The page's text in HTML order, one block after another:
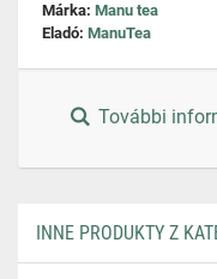
Márka: Manu tea
Eladó: ManuTea
További
INNE PRODUKTY Z